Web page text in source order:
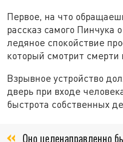
Первое, на что
рассказ самого Пинчука
ледяное спокойствие
который смотрит смерти
Взрывное устройство
дверь при входе
быстрота собственных
Оно целенаправленно